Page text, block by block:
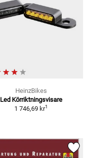
HeinzBikes
Led Körriktningsvisare
1 746,69 kr1